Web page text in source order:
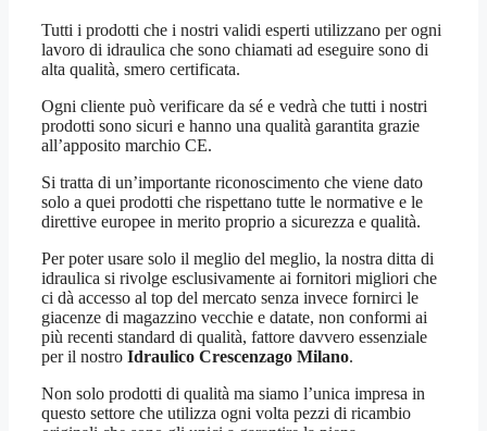
Tutti i prodotti che i nostri validi esperti utilizzano per ogni
lavoro di idraulica che sono chiamati ad eseguire sono di
alta qualità, smero certificata.
Ogni cliente può verificare da sé e vedrà che tutti i nostri
prodotti sono sicuri e hanno una qualità garantita grazie
all’apposito marchio CE.
Si tratta di un’importante riconoscimento che viene dato
solo a quei prodotti che rispettano tutte le normative e le
direttive europee in merito proprio a sicurezza e qualità.
Per poter usare solo il meglio del meglio, la nostra ditta di
idraulica si rivolge esclusivamente ai fornitori migliori che
ci dà accesso al top del mercato senza invece fornirci le
giacenze di magazzino vecchie e datate, non conformi ai
più recenti standard di qualità, fattore davvero essenziale
per il nostro Idraulico Crescenzago Milano.
Non solo prodotti di qualità ma siamo l’unica impresa in
questo settore che utilizza ogni volta pezzi di ricambio